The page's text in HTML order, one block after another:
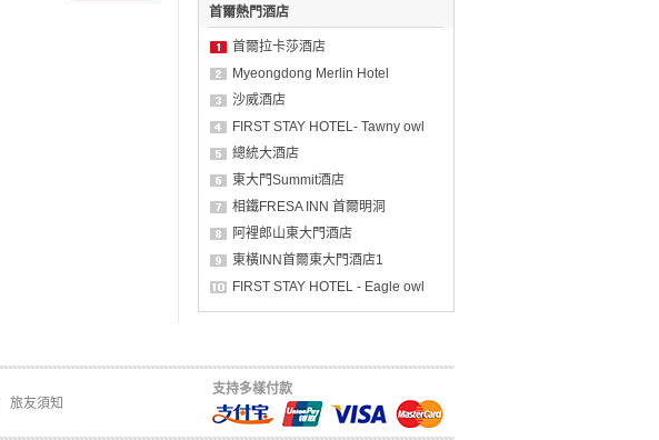
首爾熱門酒店
首爾拉卡莎酒店
Myeongdong Merlin Hotel
沙威酒店
FIRST STAY HOTEL- Tawny owl
總統大酒店
東大門Summit酒店
相鐵FRESA INN 首爾明洞
阿裡郎山東大門酒店
東橫INN首爾東大門酒店1
FIRST STAY HOTEL - Eagle owl
旅友須知
支持多樣付款